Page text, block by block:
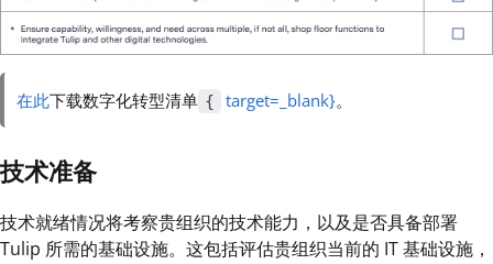
在此下载数字化转型清单 { target=_blank}。
技术准备
技术就绪情况将考察贵组织的技术能力，以及是否具备部署
Tulip 所需的基础设施。这包括评估贵组织当前的 IT 基础设施，